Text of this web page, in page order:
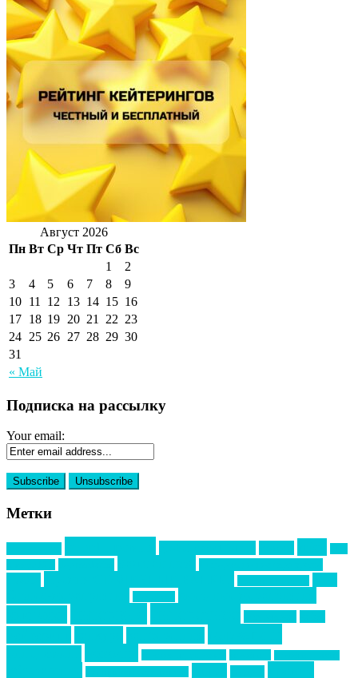
Август 2026
Пн Вт Ср Чт Пт Сб Вс
« Май
1
2
3
4 5 6 7 8
9
10 11 12 13 14 15 16
17 18 19 20 21 22 23
24 25 26 27 28 29 30
31
Подписка на рассылку
Your email:
Метки